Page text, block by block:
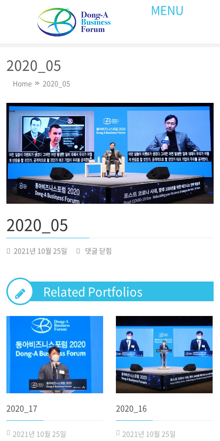
MENU
2020_05
Home 2020_05
2020_05
2021년 10월 25일 2020_05
댓글 닫힘
Related Portfolios
2020_17
2021년 10월 25일
2020_16
2021년 10월 25일